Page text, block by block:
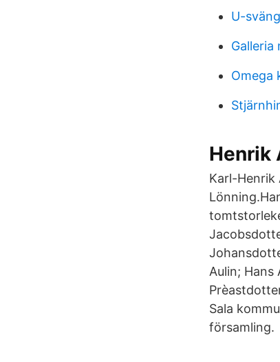
U-
Galleria
Omega
Henrik
Karl-Henrik
Aulin; Hans
Sala
församling.